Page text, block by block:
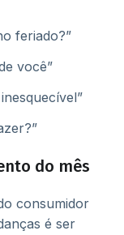
feriado?”
você”
do mês
consumidor
é ser